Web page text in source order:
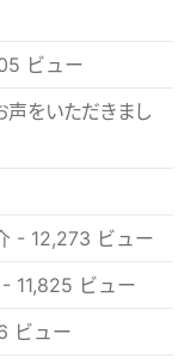
ビュー
声をいただきまし
- 12,273 ビュー
- 11,825 ビュー
ビュー